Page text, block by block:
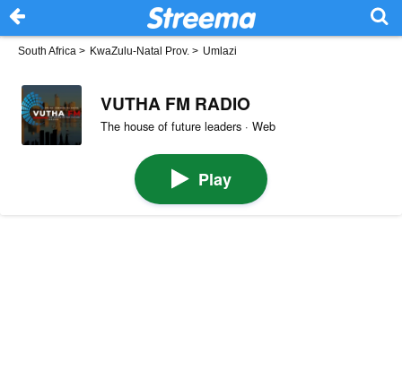
South Africa > KwaZulu-Natal Prov. > Umlazi
VUTHA FM RADIO
The house of future leaders · Web
Play